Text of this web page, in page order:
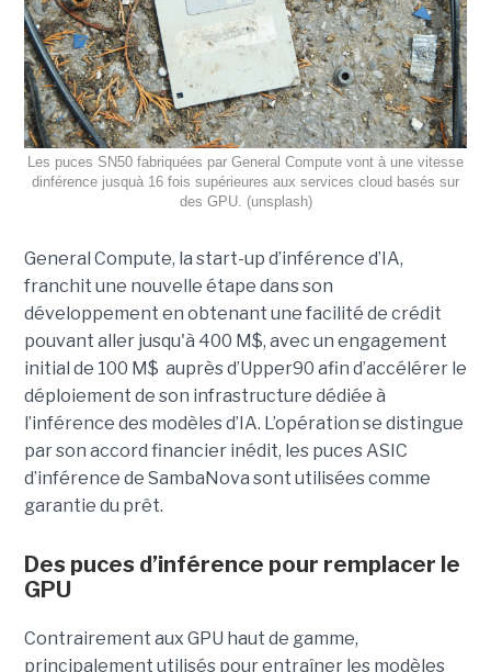
Les puces SN50 fabriquées par General Compute vont à une vitesse
dinférence jusquà 16 fois supérieures aux services cloud basés sur
des GPU. (unsplash)
General Compute, la start-up d’inférence d’IA,
franchit une nouvelle étape dans son
développement en obtenant une facilité de crédit
pouvant aller jusqu'à 400 M$, avec un engagement
initial de 100 M$ auprès d’Upper90 afin d’accélérer le
déploiement de son infrastructure dédiée à
l’inférence des modèles d’IA. L’opération se distingue
par son accord financier inédit, les puces ASIC
d’inférence de SambaNova sont utilisées comme
garantie du prêt.
Des puces d’inférence pour remplacer le
GPU
Contrairement aux GPU haut de gamme,
principalement utilisés pour entraîner les modèles